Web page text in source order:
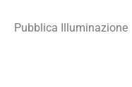
Pubblica Illuminazione